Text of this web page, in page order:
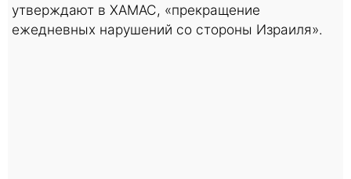
утверждают в ХАМАС, «прекращение
ежедневных нарушений со стороны Израиля».